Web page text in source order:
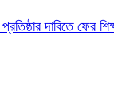
দাবিতে ফের